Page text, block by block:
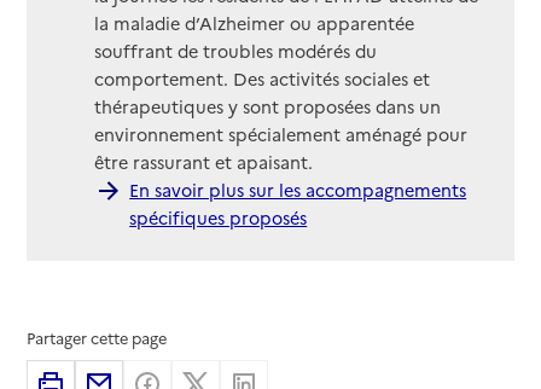
la maladie d’Alzheimer ou apparentée
souffrant de troubles modérés du
comportement. Des activités sociales et
thérapeutiques y sont proposées dans un
environnement spécialement aménagé pour
être rassurant et apaisant.
En savoir plus sur les accompagnements
spécifiques proposés
Partager cette page
ImprimerPartager par email
Partager sur Facebook
Partager sur X